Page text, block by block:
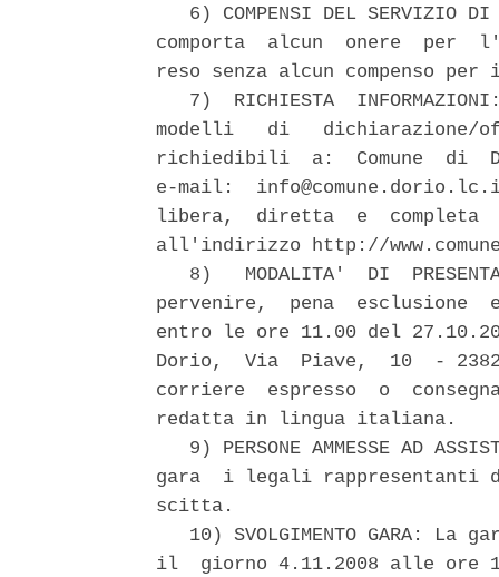
6) COMPENSI DEL SERVIZIO
comporta  alcun  onere  per
reso senza alcun compenso
7)  RICHIESTA
modelli   di   dichiarazione/
richiedibili  a:  Comune  di
e-mail:
libera,  diretta  e  completa
all'indirizzo http://
8)   MODALITA'  DI
pervenire,  pena  esclusione
entro le ore 11.00 del
Dorio,  Via  Piave,  10  -
corriere  espresso  o
redatta in lingua italiana.
9) PERSONE AMMESSE AD
gara  i legali rappresentanti
scitta.
10) SVOLGIMENTO GARA: La
il  giorno 4.11.2008 alle ore